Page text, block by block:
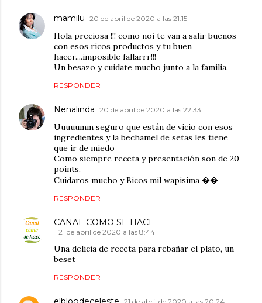
mamilu 20 de abril de 2020 a las 21:15
Hola preciosa !!! como noi te van a salir buenos
con esos ricos productos y tu buen
hacer....imposible fallarrr!!!
Un besazo y cuidate mucho junto a la familia.
RESPONDER
Nenalinda 20 de abril de 2020 a las 22:33
Uuuuumm seguro que están de vicio con esos
ingredientes y la bechamel de setas les tiene
que ir de miedo
Como siempre receta y presentación son de 20
points.
Cuidaros mucho y Bicos mil wapisima ��
RESPONDER
CANAL COMO SE HACE
21 de abril de 2020 a las 8:44
Una delicia de receta para rebañar el plato, un
beset
RESPONDER